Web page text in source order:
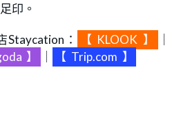
印。
： 【 KLOOK 】
】 【 Trip.com 】